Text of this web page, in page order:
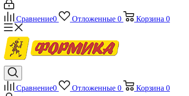
Сравнение0 Отложенные 0 Корзина 0
Сравнение0 Отложенные 0 Корзина 0